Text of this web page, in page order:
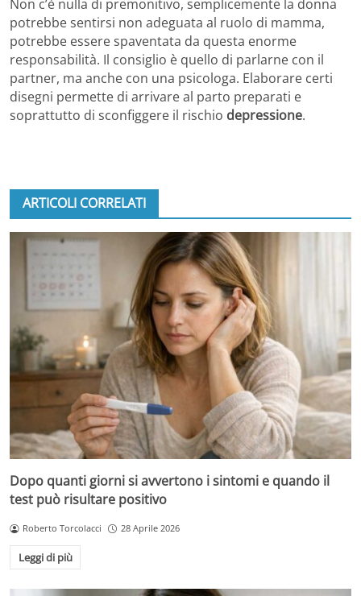
Non c’è nulla di premonitivo, semplicemente la donna
potrebbe sentirsi non adeguata al ruolo di mamma,
potrebbe essere spaventata da questa enorme
responsabilità. Il consiglio è quello di parlarne con il
partner, ma anche con una psicologa. Elaborare certi
disegni permette di arrivare al parto preparati e
soprattutto di sconfiggere il rischio depressione.
ARTICOLI CORRELATI
Dopo quanti giorni si avvertono i sintomi e quando il
test può risultare positivo
Roberto Torcolacci 28 Aprile 2026
Leggi di più